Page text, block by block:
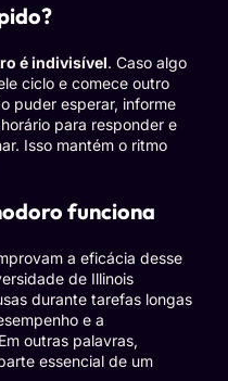
é indivisível. Caso algo
ciclo e comece outro
puder esperar, informe
para responder e
Isso mantém o ritmo
funciona
a eficácia desse
de Illinois
durante tarefas longas
e a
outras palavras,
essencial de um